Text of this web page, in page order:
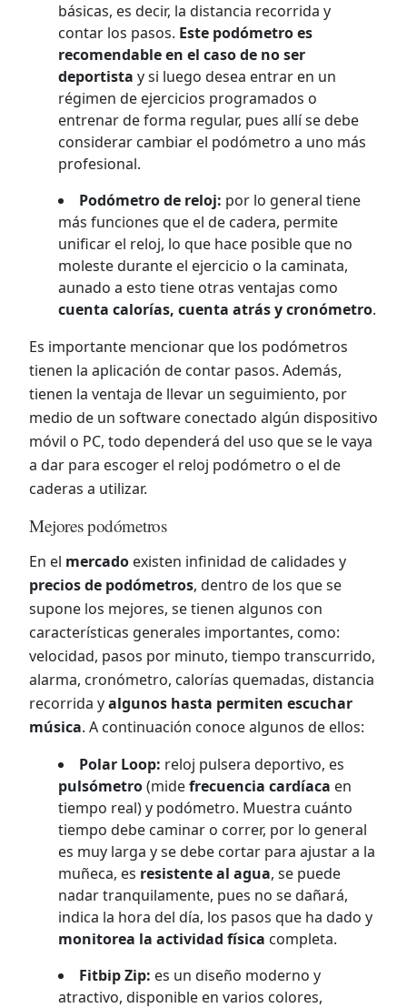
básicas, es decir, la distancia recorrida y
contar los pasos. Este podómetro es
recomendable en el caso de no ser
deportista y si luego desea entrar en un
régimen de ejercicios programados o
entrenar de forma regular, pues allí se debe
considerar cambiar el podómetro a uno más
profesional.
Podómetro de reloj: por lo general tiene
más funciones que el de cadera, permite
unificar el reloj, lo que hace posible que no
moleste durante el ejercicio o la caminata,
aunado a esto tiene otras ventajas como
cuenta calorías, cuenta atrás y cronómetro.
Es importante mencionar que los podómetros
tienen la aplicación de contar pasos. Además,
tienen la ventaja de llevar un seguimiento, por
medio de un software conectado algún dispositivo
móvil o PC, todo dependerá del uso que se le vaya
a dar para escoger el reloj podómetro o el de
caderas a utilizar.
Mejores podómetros
En el mercado existen infinidad de calidades y
precios de podómetros, dentro de los que se
supone los mejores, se tienen algunos con
características generales importantes, como:
velocidad, pasos por minuto, tiempo transcurrido,
alarma, cronómetro, calorías quemadas, distancia
recorrida yalgunos hasta permiten escuchar
música. A continuación conoce algunos de ellos:
Polar Loop: reloj pulsera deportivo, es
pulsómetro(midefrecuencia cardíaca en
tiempo real) y podómetro. Muestra cuánto
tiempo debe caminar o correr, por lo general
es muy larga y se debe cortar para ajustar a la
muñeca, es resistente al agua, se puede
nadar tranquilamente, pues no se dañará,
indica la hora del día, los pasos que ha dado y
monitorea la actividad física completa.
Fitbip Zip: es un diseño moderno y
atractivo, disponible en varios colores,